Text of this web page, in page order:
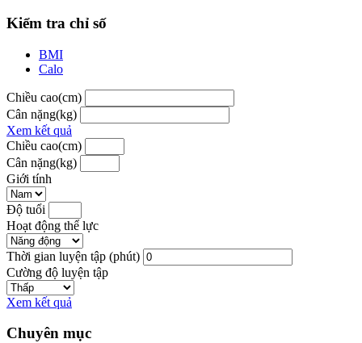
Kiểm tra chỉ số
BMI
Calo
Chiều cao(cm)
Cân nặng(kg)
Xem kết quả
Chiều cao(cm)
Cân nặng(kg)
Giới tính
Độ tuổi
Hoạt động thể lực
Thời gian luyện tập (phút)
Cường độ luyện tập
Xem kết quả
Chuyên mục